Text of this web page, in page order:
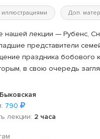
Доп.
нашей лекции — Рубенс,
представители
праздника бобового
в свою очередь
790
лекции: 2 часа